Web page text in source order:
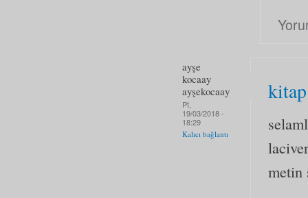
ayşe
kocaay
ayşekocaay
Pt,
19/03/2018 -
18:29
Kalıcı bağlantı
metin